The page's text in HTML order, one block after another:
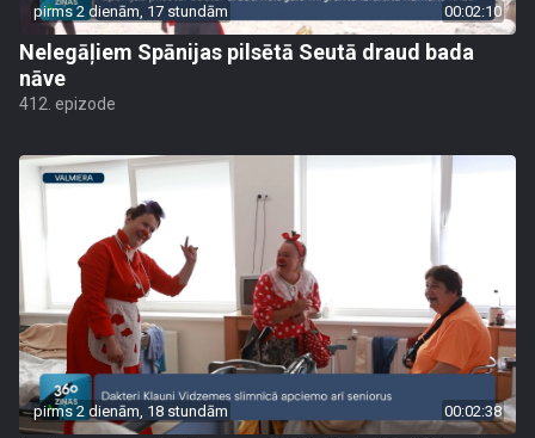
pirms 2 dienām, 17 stundām 00:02:10
Nelegāļiem Spānijas pilsētā Seutā draud bada
nāve
412. epizode
pirms 2 dienām, 18 stundām 00:02:38